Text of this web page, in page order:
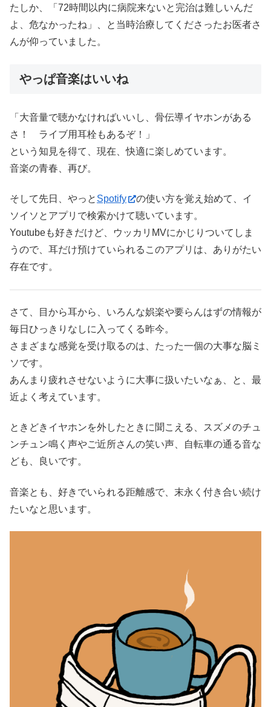
たしか、「72時間以内に病院来ないと完治は難しいんだ
よ、危なかったね」、と当時治療してくださったお医者さ
んが仰っていました。
やっぱ音楽はいいね
「大音量で聴かなければいいし、骨伝導イヤホンがある
さ！ ライブ用耳栓もあるぞ！」
という知見を得て、現在、快適に楽しめています。
音楽の青春、再び。
そして先日、やっと Spotify
の使い方を覚え始めて、イ
ソイソとアプリで検索かけて聴いています。
Youtubeも好きだけど、ウッカリMVにかじりついてしま
うので、耳だけ預けていられるこのアプリは、ありがたい
存在です。
さて、目から耳から、いろんな娯楽や要らんはずの情報が
毎日ひっきりなしに入ってくる昨今。
さまざまな感覚を受け取るのは、たった一個の大事な脳ミ
ソです。
あんまり疲れさせないように大事に扱いたいなぁ、と、最
近よく考えています。
ときどきイヤホンを外したときに聞こえる、スズメのチュ
ンチュン鳴く声やご近所さんの笑い声、自転車の通る音な
ども、良いです。
音楽とも、好きでいられる距離感で、末永く付き合い続け
たいなと思います。